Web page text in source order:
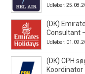
Udløber:
(DK)
Consultant
Udløber:
(DK) CPH
Koordinator